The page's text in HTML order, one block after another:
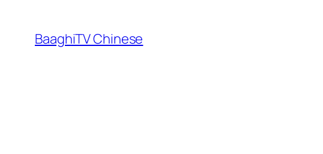
content
BaaghiTV Chinese